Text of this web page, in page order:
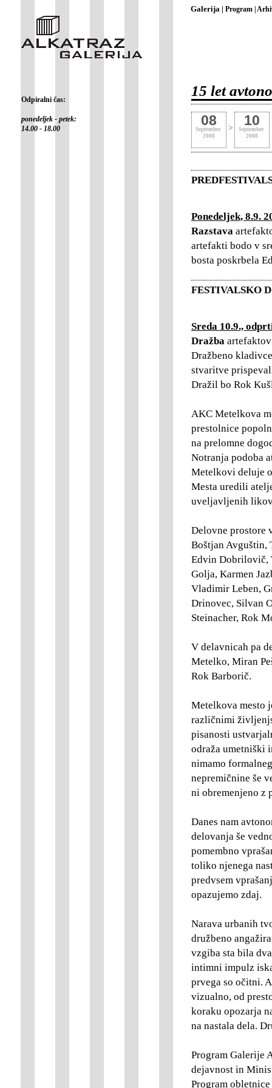
Galerija | Program |
Odpiralni čas:
ponedeljek - petek:
14.00 - 18.00
15 let
08
September
2008
> 10
September
2008
Ponedeljek, 8.9.
Razstava
artefakti bodo v
bosta poskrbela
FESTIVALSKO
Sreda 10.9.,
Dražba
Dražbeno
stvaritve
Dražil bo Rok
AKC Metelkova
prestolnice
na prelomne
Notranja podoba
Metelkovi deluje
Mesta uredili
uveljavljenih
Delovne prostore
Boštjan Avguštin,
Edvin Dobrilovič,
Golja, Karmen
Vladimir Leben,
Drinovec, Silvan
Steinacher, Rok
V delavnicah pa
Metelko, Miran
Rok Barborič.
Metelkova mesto
različnimi
pisanosti
odraža umetniški
nimamo
nepremičnine še
ni obremenjeno z
Danes nam
delovanja še
pomembno
toliko njenega
predvsem
opazujemo zdaj.
Narava urbanih
družbeno
vzgiba sta bila
intimni impulz
prvega so očitni.
vizualno, od
koraku opozarja
na nastala dela.
Program Galerije
dejavnost in
Program